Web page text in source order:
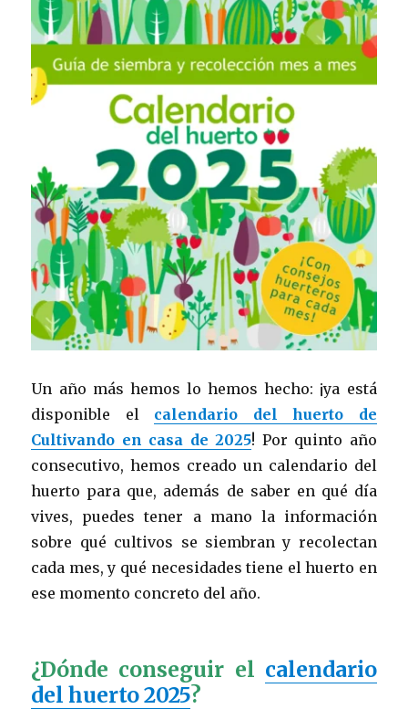
Un año más hemos lo hemos hecho: ¡ya está
disponible el calendario del huerto de
Cultivando en casa de 2025! Por quinto año
consecutivo, hemos creado un calendario del
huerto para que, además de saber en qué día
vives, puedes tener a mano la información
sobre qué cultivos se siembran y recolectan
cada mes, y qué necesidades tiene el huerto en
ese momento concreto del año.
¿Dónde conseguir el calendario
del huerto 2025?